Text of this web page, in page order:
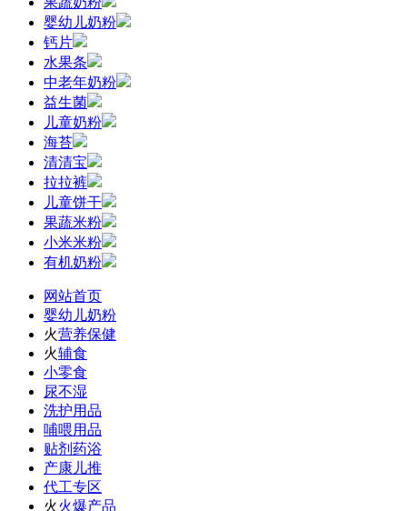
婴幼儿奶粉
钙片
水果条
中老年奶粉
益生菌
儿童奶粉
海苔
清清宝
拉拉裤
儿童饼干
果蔬米粉
小米米粉
有机奶粉
网站首页
婴幼儿奶粉
火营养保健
火辅食
小零食
尿不湿
洗护用品
哺喂用品
贴剂药浴
产康儿推
代工专区
火火爆产品